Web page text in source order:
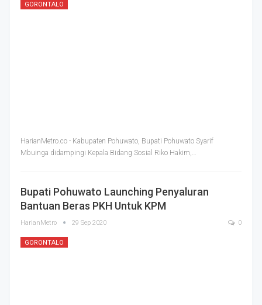
GORONTALO
HarianMetro.co - Kabupaten Pohuwato, Bupati Pohuwato Syarif
Mbuinga didampingi Kepala Bidang Sosial Riko Hakim,
Bupati Pohuwato Launching Penyaluran
Bantuan Beras PKH Untuk KPM
HarianMetro 29 Sep 2020 0
GORONTALO